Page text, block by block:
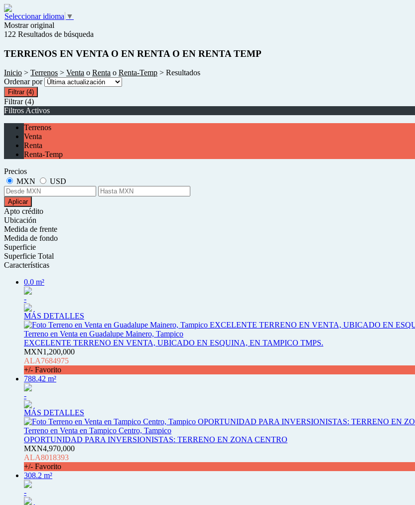
Seleccionar idioma ▼
Mostrar original
122 Resultados de búsqueda
TERRENOS EN VENTA O EN RENTA O EN RENTA TEMP
Inicio > Terrenos > Venta o Renta o Renta-Temp > Resultados
Ordenar por
Filtrar (4)
Filtrar (4)
Filtros Activos
Terrenos
Venta
Renta
Renta-Temp
Precios
MXN
USD
Aplicar
Apto crédito
Ubicación
Medida de frente
Medida de fondo
Superficie
Superficie Total
Características
0.0 m²
-
MÁS DETALLES
Terreno en Venta en Guadalupe Mainero, Tampico
EXCELENTE TERRENO EN VENTA, UBICADO EN ESQUINA, EN TAMPICO TMPS.
MXN1,200,000
ALA7684975
+/- Favorito
788.42 m²
-
MÁS DETALLES
Terreno en Venta en Tampico Centro, Tampico
OPORTUNIDAD PARA INVERSIONISTAS: TERRENO EN ZONA CENTRO
MXN4,970,000
ALA8018393
+/- Favorito
308.2 m²
-